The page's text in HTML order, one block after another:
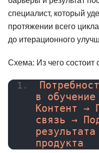
специалист, который
протяжении всего
до итерационного
Схема: Из чего состоит
в
Контент →
связь →
продукта